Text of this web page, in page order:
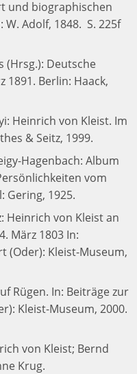
und biographischen
W. Adolf, 1848. S. 225f
(Hrsg.): Deutsche
1891. Berlin: Haack,
Heinrich von Kleist. Im
& Seitz, 1999.
Hagenbach: Album
vom
Gering, 1925.
Heinrich von Kleist an
März 1803 In:
(Oder): Kleist-Museum,
Rügen. In: Beiträge zur
Kleist-Museum, 2000.
von Kleist; Bernd
Krug.